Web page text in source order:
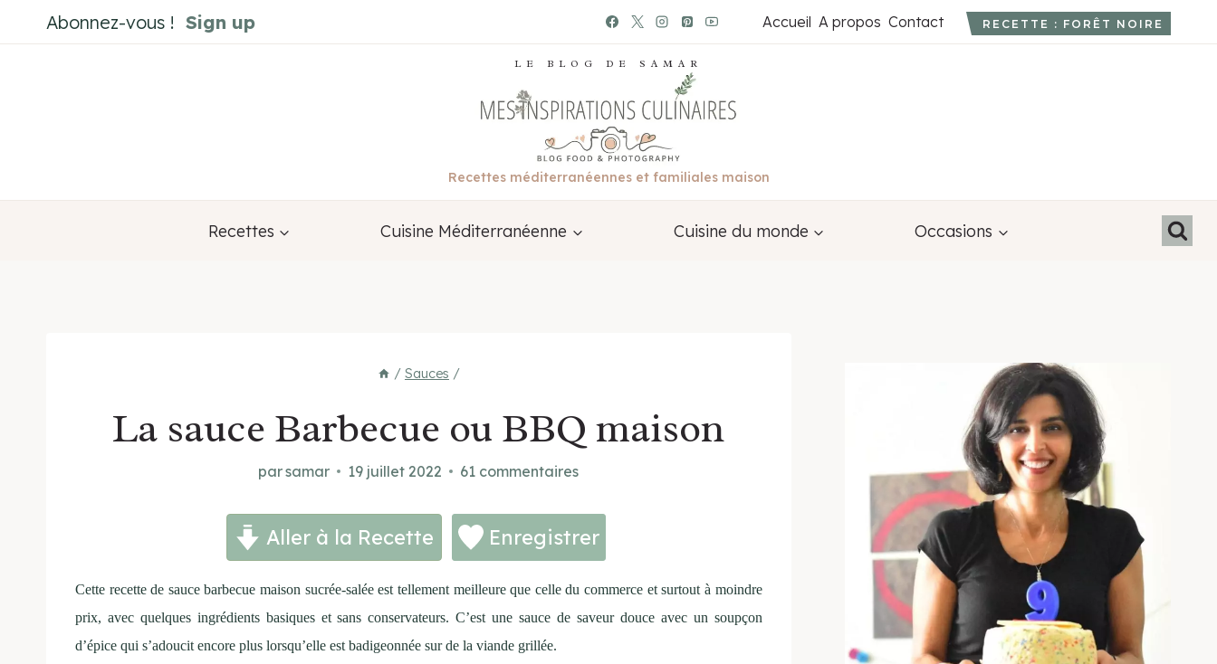
au
Abonnez-vous ! Sign up Accueil A propos Contact RECETTE : FORÊT NOIRE
LE BLOG DE SAMAR
Recettes méditerranéennes et familiales maison
Recettes Cuisine Méditerranéenne Cuisine du monde Occasions
/ Sauces /
La sauce Barbecue ou BBQ maison
parsamar 19 juillet 2022 61 commentaires
Aller à la Recette Enregistrer
Cette recette de sauce barbecue maison sucrée-salée est tellement meilleure que celle du commerce et surtout à moindre
prix, avec quelques ingrédients basiques et sans conservateurs. C’est une sauce de saveur douce avec un soupçon
d’épice qui s’adoucit encore plus lorsqu’elle est badigeonnée sur de la viande grillée.